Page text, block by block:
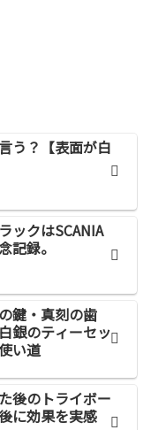
う？【表面が白
ックはSCANIA
記録。
鍵・真刻の歯
銀のティーセッ
い道
後のトライボー
に効果を実感